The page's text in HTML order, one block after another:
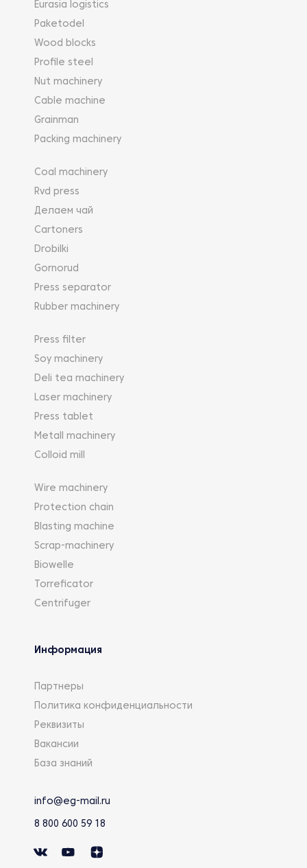
Eurasia logistics
Paketodel
Wood blocks
Profile steel
Nut machinery
Cable machine
Grainman
Packing machinery
Coal machinery
Rvd press
Делаем чай
Cartoners
Drobilki
Gornorud
Press separator
Rubber machinery
Press filter
Soy machinery
Deli tea machinery
Laser machinery
Press tablet
Metall machinery
Colloid mill
Wire machinery
Protection chain
Blasting machine
Scrap-machinery
Biowelle
Torreficator
Centrifuger
Информация
Партнеры
Политика конфиденциальности
Реквизиты
Вакансии
База знаний
info@eg-mail.ru
8 800 600 59 18